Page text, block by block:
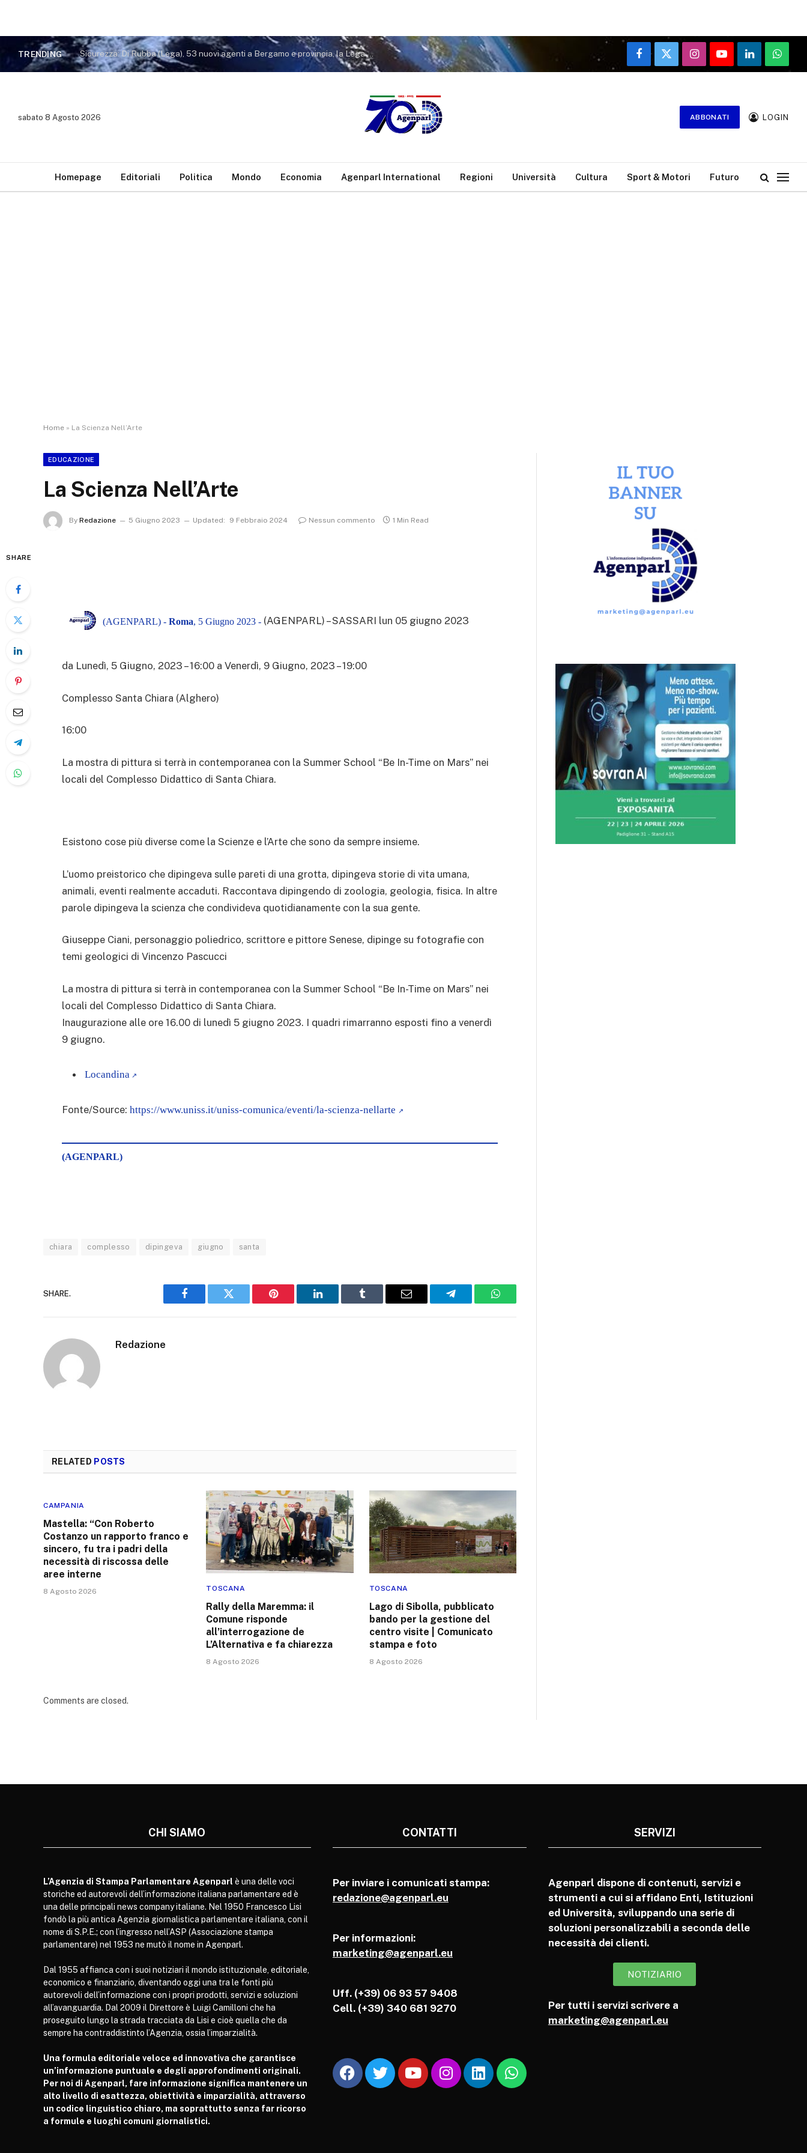
TRENDING Sicurezza: Di Rubba (Lega), 53 nuovi agenti a Bergamo e provincia, la Lega mantiene gli impegni con il territorio
Facebook
X
(Twitter)
InstagramYouTubeLinkedIn
sabato 8 Agosto 2026 ABBONATI LOGIN
Homepage Editoriali Politica Mondo Economia Agenparl International Regioni Università Cultura Sport & Motori Futuro
Home » La Scienza Nell’Arte
EDUCAZIONE
La Scienza Nell’Arte
By Redazione 5 Giugno 2023 Updated: 9 Febbraio 2024 Nessun commento 1 Min Read
SHARE
(AGENPARL) - Roma, 5 Giugno 2023 - (AGENPARL) – SASSARI lun 05 giugno 2023
da Lunedì, 5 Giugno, 2023 – 16:00 a Venerdì, 9 Giugno, 2023 – 19:00
Complesso Santa Chiara (Alghero)
16:00
La mostra di pittura si terrà in contemporanea con la Summer School “Be In-Time on Mars” nei
locali del Complesso Didattico di Santa Chiara.
Esistono cose più diverse come la Scienze e l’Arte che sono da sempre insieme.
L’uomo preistorico che dipingeva sulle pareti di una grotta, dipingeva storie di vita umana,
animali, eventi realmente accaduti. Raccontava dipingendo di zoologia, geologia, fisica. In altre
parole dipingeva la scienza che condivideva quotidianamente con la sua gente.
Giuseppe Ciani, personaggio poliedrico, scrittore e pittore Senese, dipinge su fotografie con
temi geologici di Vincenzo Pascucci
La mostra di pittura si terrà in contemporanea con la Summer School “Be In-Time on Mars” nei
locali del Complesso Didattico di Santa Chiara.
Inaugurazione alle ore 16.00 di lunedì 5 giugno 2023. I quadri rimarranno esposti fino a venerdì
9 giugno.
Locandina
Fonte/Source: https://www.uniss.it/uniss-comunica/eventi/la-scienza-nellarte
(AGENPARL)
chiara complesso dipingeva giugno santa
SHARE.
Facebook Twitter Pinterest LinkedIn Tumblr Email Telegram WhatsApp
Redazione
RELATED POSTS
CAMPANIA
Mastella: “Con Roberto
Costanzo un rapporto franco e
sincero, fu tra i padri della
necessità di riscossa delle
aree interne
8 Agosto 2026 TOSCANA
Rally della Maremma: il
Comune risponde
all’interrogazione de
L’Alternativa e fa chiarezza
8 Agosto 2026
TOSCANA
Lago di Sibolla, pubblicato
bando per la gestione del
centro visite | Comunicato
stampa e foto
8 Agosto 2026
Comments are closed.
CHI SIAMO
L’Agenzia di Stampa Parlamentare Agenparl è una delle voci
storiche ed autorevoli dell’informazione italiana parlamentare ed è
una delle principali news company italiane. Nel 1950 Francesco Lisi
fondò la più antica Agenzia giornalistica parlamentare italiana, con il
nome di S.P.E.; con l’ingresso nell’ASP (Associazione stampa
parlamentare) nel 1953 ne mutò il nome in Agenparl.
Dal 1955 affianca con i suoi notiziari il mondo istituzionale, editoriale,
economico e finanziario, diventando oggi una tra le fonti più
autorevoli dell’informazione con i propri prodotti, servizi e soluzioni
all’avanguardia. Dal 2009 il Direttore è Luigi Camilloni che ha
proseguito lungo la strada tracciata da Lisi e cioè quella che da
sempre ha contraddistinto l’Agenzia, ossia l’imparzialità.
Una formula editoriale veloce ed innovativa che garantisce
un’informazione puntuale e degli approfondimenti originali.
Per noi di Agenparl, fare informazione significa mantenere un
alto livello di esattezza, obiettività e imparzialità, attraverso
un codice linguistico chiaro, ma soprattutto senza far ricorso
a formule e luoghi comuni giornalistici.
CONTATTI
Per inviare i comunicati stampa:
redazione@agenparl.eu
Per informazioni:
marketing@agenparl.eu
Uff. (+39) 06 93 57 9408
Cell. (+39) 340 681 9270
SERVIZI
Agenparl dispone di contenuti, servizi e
strumenti a cui si affidano Enti, Istituzioni
ed Università, sviluppando una serie di
soluzioni personalizzabili a seconda delle
necessità dei clienti.
NOTIZIARIO
Per tutti i servizi scrivere a
marketing@agenparl.eu